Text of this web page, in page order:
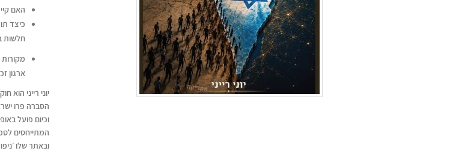
האם
כיצד
חלשות
ארגון
יוני רייני
הסברה פרו
וכיום פועל
ובאתר שלו